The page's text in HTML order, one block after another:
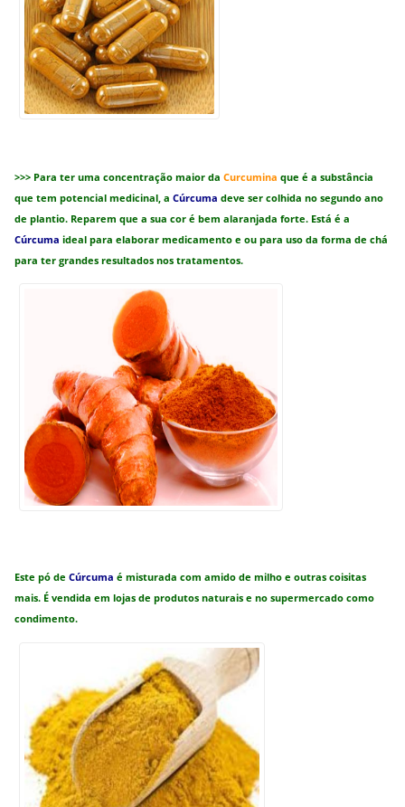
>>> Para ter uma concentração maior da Curcumina que é a substância
que tem potencial medicinal, aCúrcumadeve ser colhida no segundo ano
de plantio. Reparem que a sua cor é bem alaranjada forte. Está é a
Cúrcuma ideal para elaborar medicamento e ou para uso da forma de chá
para ter grandes resultados nos tratamentos.
Este pó deCúrcumaé misturada com amido de milho e outras coisitas
mais. É vendida em lojas de produtos naturais e no supermercado como
condimento.